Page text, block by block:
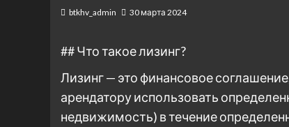
btkhv_admin 30 марта 2024
## Что такое лизинг?
Лизинг — это финансовое
арендатору использовать
недвижимость) в течение